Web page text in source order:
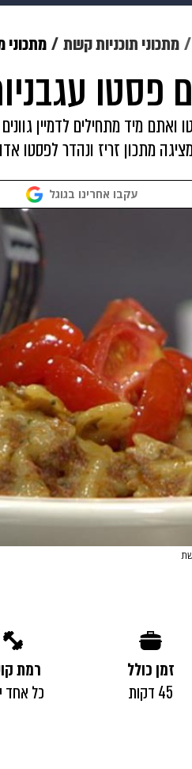
צבא וביטחון makoZ
ויוה משפט תשעה חודשים
מתכוני תוכניות קשת
ואתם מיד מתחילים לדמיין
מתכון זריז ונהדר לפסטו
עקבו אחרינו בגוגל
זמן כולל
45 דקות
רמת
כל אחד